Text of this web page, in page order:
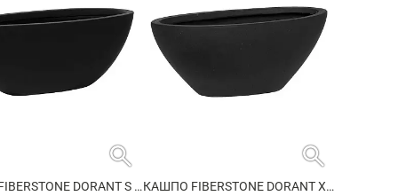
search
КАШПО FIBERSTONE DORANT S MATT BLACK
search
КАШПО FIBERSTONE DORANT XS MATT BLACK